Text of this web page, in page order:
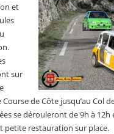
ANNONCES
et
sur
Course de Côte jusqu’au Col
se dérouleront de 9h à 12h
petite restauration sur place.